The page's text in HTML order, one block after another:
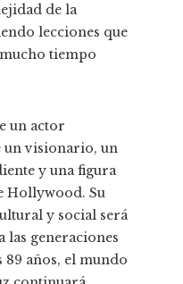
de la
lecciones que
tiempo
un actor
un visionario, un
y una figura
Hollywood. Su
y social será
las generaciones
89 años, el mundo